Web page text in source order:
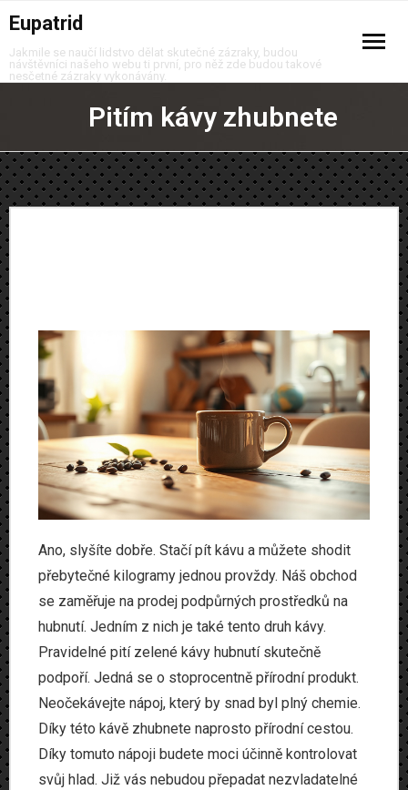
Eupatrid
Jakmile se naučí lidstvo dělat skutečné zázraky, budou
návštěvníci našeho webu ti první, pro něž zde budou takové
nesčetné zázraky vykonávány.
Auto moto
Business
Děti
Krása
Móda
Produkty
Www
Zvířata
Pitím kávy zhubnete
Ano, slyšíte dobře. Stačí pít kávu a můžete shodit
přebytečné kilogramy jednou provždy. Náš obchod
se zaměřuje na prodej podpůrných prostředků na
hubnutí. Jedním z nich je také tento druh kávy.
Pravidelné pití zelené kávy hubnutískutečně
podpoří. Jedná se o stoprocentně přírodní produkt.
Neočekávejte nápoj, který by snad byl plný chemie.
Díky této kávě zhubnete naprosto přírodní cestou.
Díky tomuto nápoji budete moci účinně kontrolovat
svůj hlad. Již vás nebudou přepadat nezvladatelné